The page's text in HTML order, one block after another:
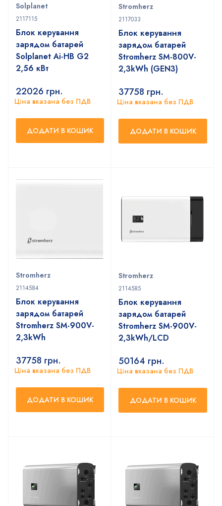
Solplanet
2117115
Блок керування
зарядом батарей
Solplanet Ai-HB G2
2,56 кВт
22026 грн.
Ціна вказана без ПДВ
ДОДАТИ В КОШИК
Stromherz
2117033
Блок керування
зарядом батарей
Stromherz SM-800V-
2,3kWh (GEN3)
37758 грн.
Ціна вказана без ПДВ
ДОДАТИ В КОШИК
Stromherz
2114584
Блок керування
зарядом батарей
Stromherz SM-900V-
2,3kWh
37758 грн.
Ціна вказана без ПДВ
ДОДАТИ В КОШИК
Stromherz
2114585
Блок керування
зарядом батарей
Stromherz SM-900V-
2,3kWh/LCD
50164 грн.
Ціна вказана без ПДВ
ДОДАТИ В КОШИК